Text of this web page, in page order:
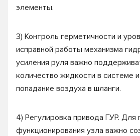
элементы.
3) Контроль герметичности и
исправной работы механизма
усиления руля важно
количество жидкости в системе
попадание воздуха в шланги.
4) Регулировка привода ГУР. Для
функционирования узла важно